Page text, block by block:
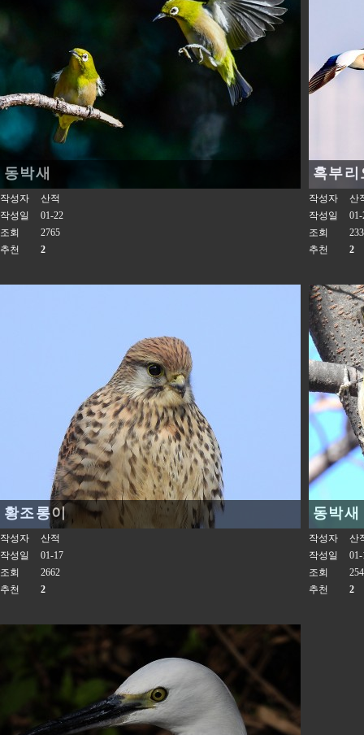
동박새
작성자
산적
작성일
01-22
조회
2765
추천
2
혹부
작성자
산
작성일
01-
조회
추천
2
황조롱이
작성자
산적
작성일
01-17
조회
2662
추천
2
동박새
작성자
산
작성일
01-
조회
추천
2